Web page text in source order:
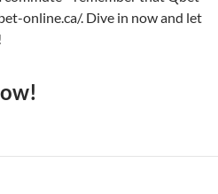
online.ca/. Dive in now and let